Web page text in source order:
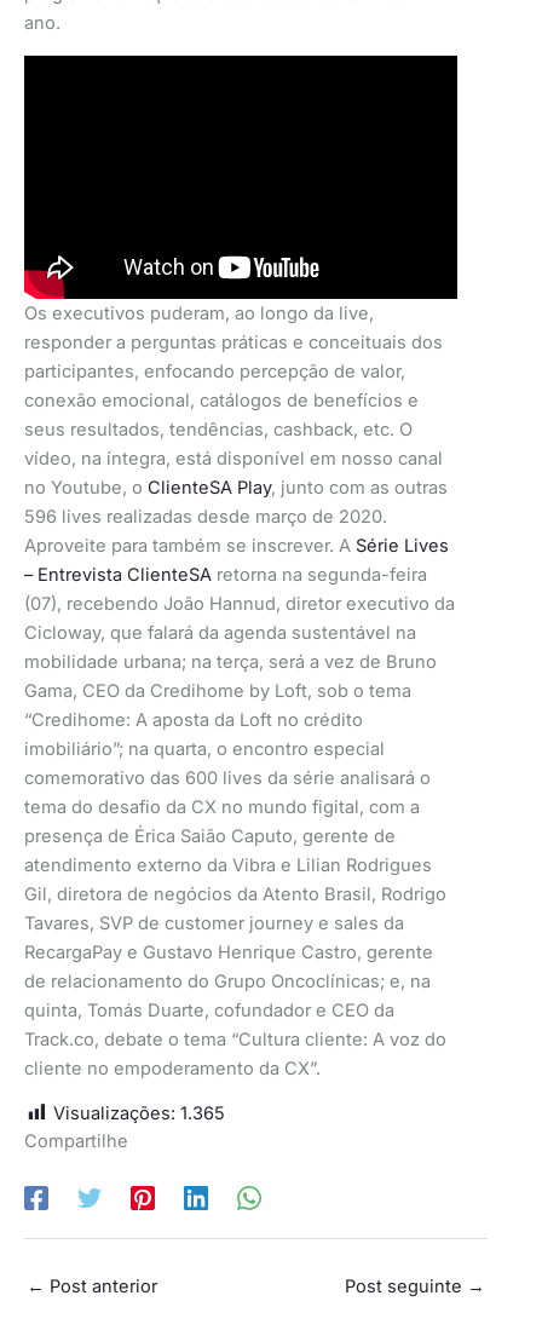
ano.
Os executivos puderam, ao longo da live,
responder a perguntas práticas e conceituais dos
participantes, enfocando percepção de valor,
conexão emocional, catálogos de benefícios e
seus resultados, tendências, cashback, etc. O
vídeo, na íntegra, está disponível em nosso canal
no Youtube, o ClienteSA Play, junto com as outras
596 lives realizadas desde março de 2020.
Aproveite para também se inscrever. A Série Lives
– Entrevista ClienteSA retorna na segunda-feira
(07), recebendo João Hannud, diretor executivo da
Cicloway, que falará da agenda sustentável na
mobilidade urbana; na terça, será a vez de Bruno
Gama, CEO da Credihome by Loft, sob o tema
“Credihome: A aposta da Loft no crédito
imobiliário”; na quarta, o encontro especial
comemorativo das 600 lives da série analisará o
tema do desafio da CX no mundo figital, com a
presença de Érica Saião Caputo, gerente de
atendimento externo da Vibra e Lilian Rodrigues
Gil, diretora de negócios da Atento Brasil, Rodrigo
Tavares, SVP de customer journey e sales da
RecargaPay e Gustavo Henrique Castro, gerente
de relacionamento do Grupo Oncoclínicas; e, na
quinta, Tomás Duarte, cofundador e CEO da
Track.co, debate o tema “Cultura cliente: A voz do
cliente no empoderamento da CX”.
Visualizações: 1.365
Compartilhe
← Post anterior Post seguinte →